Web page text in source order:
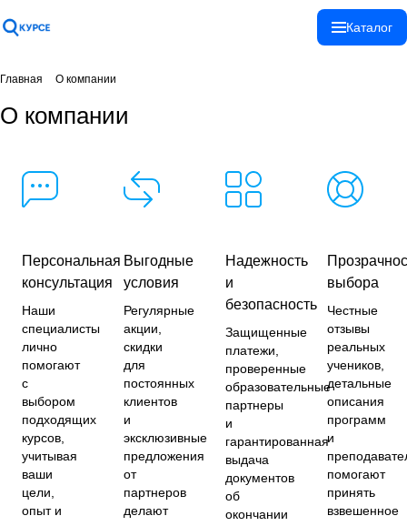
Каталог
Главная О компании
О компании
Персональная
консультация
Наши
специалисты
лично
помогают
с
выбором
подходящих
курсов,
учитывая
ваши
цели,
опыт и
Выгодные
условия
Регулярные
акции,
скидки
для
постоянных
клиентов
и
эксклюзивные
предложения
от
партнеров
делают
Надежность
и
безопасность
Защищенные
платежи,
проверенные
образовательные
партнеры
и
гарантированная
выдача
документов
об
окончании
выбора
Честные
отзывы
реальных
учеников,
детальные
описания
программ
и
помогают
принять
взвешенное